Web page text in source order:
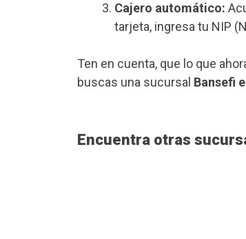
Cajero automático:
tarjeta, ingresa tu NIP
Ten en cuenta, que lo que
buscas una sucursal Bansefi
Encuentra otras